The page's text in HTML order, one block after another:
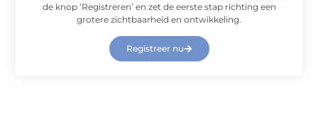
de knop ‘Registreren’ en zet de eerste stap richting een
grotere zichtbaarheid en ontwikkeling.
Registreer nu